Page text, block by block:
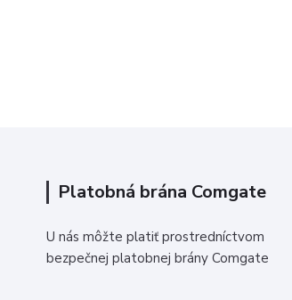
Platobná brána Comgate
U nás môžte platiť prostredníctvom
bezpečnej platobnej brány Comgate